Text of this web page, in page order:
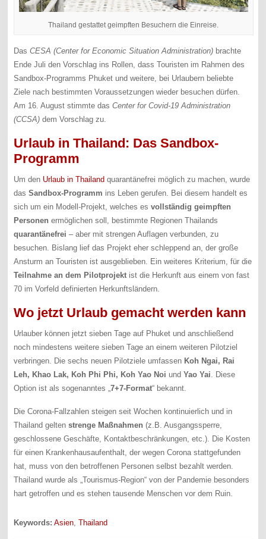
Thailand gestattet geimpften Besuchern die Einreise.
DasCESA (Center for Economic Situation Administration) brachte
Ende Juli den Vorschlag ins Rollen, dass Touristen im Rahmen des
Sandbox-Programms Phuket und weitere, bei Urlaubern beliebte
Ziele nach bestimmten Voraussetzungen wieder besuchen dürfen.
Am 16. August stimmte dasCenter for Covid-19 Administration
(CCSA) dem Vorschlag zu.
Urlaub in Thailand: Das Sandbox-
Programm
Um den Urlaub in Thailand quarantänefrei möglich zu machen, wurde
dasSandbox-Programm ins Leben gerufen. Bei diesem handelt es
sich um ein Modell-Projekt, welches esvollständig geimpften
Personen ermöglichen soll, bestimmte Regionen Thailands
quarantänefrei – aber mit strengen Auflagen verbunden, zu
besuchen. Bislang lief das Projekt eher schleppend an, der große
Ansturm an Touristen ist ausgeblieben. Ein weiteres Kriterium, für die
Teilnahme an dem Pilotprojekt ist die Herkunft aus einem von fast
70 im Vorfeld definierten Herkunftsländern.
Wo jetzt Urlaub gemacht werden kann
Urlauber können jetzt sieben Tage auf Phuket und anschließend
noch mindestens weitere sieben Tage an einem weiteren Pilotziel
verbringen. Die sechs neuen Pilotziele umfassen Koh Ngai, Rai
Leh, Khao Lak, Koh Phi Phi, Koh Yao Noi undYao Yai. Diese
Option ist als sogenanntes „7+7-Format“ bekannt.
Die Corona-Fallzahlen steigen seit Wochen kontinuierlich und in
Thailand geltenstrenge Maßnahmen (z.B. Ausgangssperre,
geschlossene Geschäfte, Kontaktbeschränkungen, etc.). Die Kosten
für einen Krankenhausaufenthalt, der wegen Corona stattgefunden
hat, muss von den betroffenen Personen selbst bezahlt werden.
Thailand wurde als „Tourismus-Region“ von der Pandemie besonders
hart getroffen und es stehen tausende Menschen vor dem Ruin.
Keywords: Asien,Thailand